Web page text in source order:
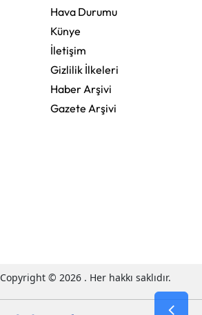
Hava Durumu
Künye
İletişim
Gizlilik İlkeleri
Haber Arşivi
Gazete Arşivi
Copyright © 2026 . Her hakkı saklıdır.